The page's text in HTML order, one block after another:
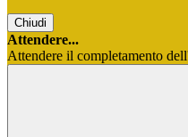
Chiudi
Attendere...
Attendere il completamento